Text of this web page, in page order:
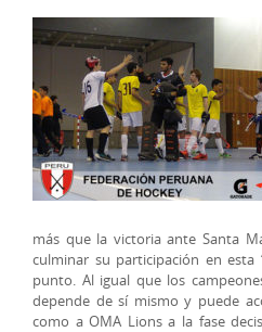
más que la victoria ante Santa
culminar su participación en esta
punto. Al igual que los
depende de sí mismo y puede
como a OMA Lions a la fase